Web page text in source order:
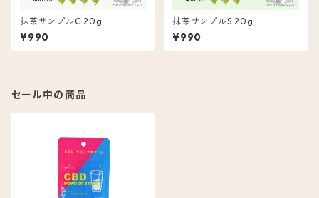
抹茶サンプルC 20g
¥990
抹茶サンプルS 20g
¥990
セール中の商品